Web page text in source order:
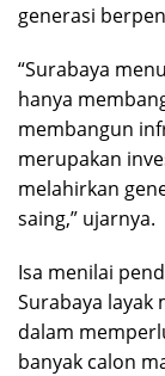
generasi
“Surabaya
hanya
membangun
merupakan
melahirkan
saing,” ujarnya.
Isa menilai
Surabaya layak
dalam
banyak calon